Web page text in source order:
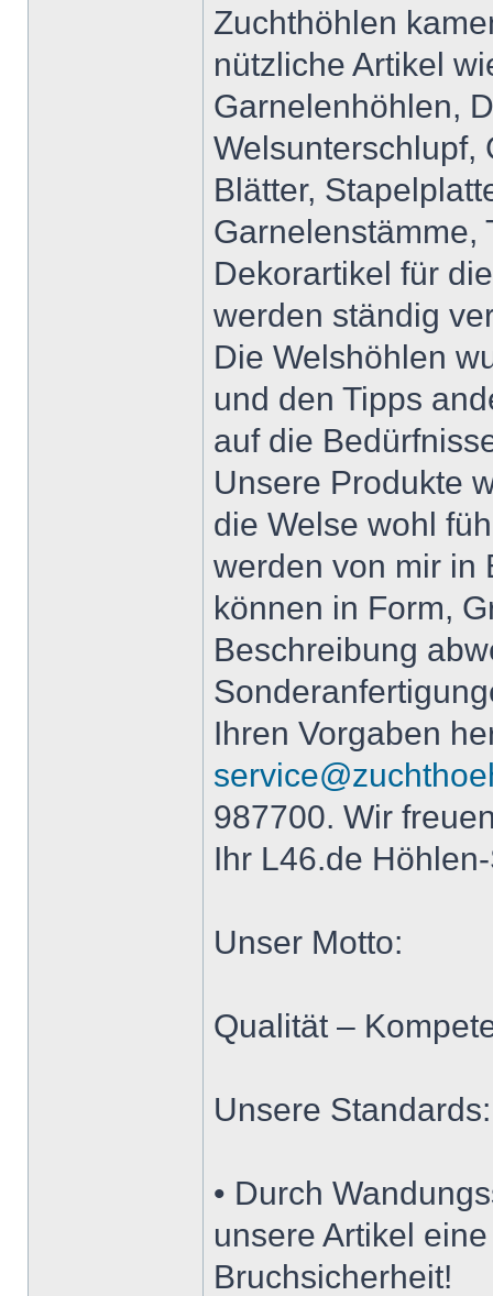
Zuchthöhlen
nützliche Artikel
Garnelenhöhlen,
Welsunterschlupf,
Blätter,
Garnelenstämme,
Dekorartikel für
werden ständig
Die Welshöhlen
und den Tipps
auf die
Unsere Produkte
die Welse wohl
werden von mir in
können in Form,
Beschreibung
Ihren Vorgaben
987700. Wir
Ihr L46.de
Unser Motto:
Qualität –
Unsere Standards:
• Durch
unsere Artikel
Bruchsicherheit!